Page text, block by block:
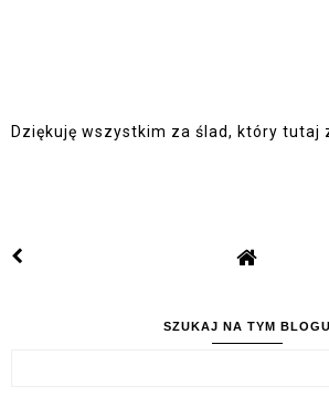
Dziękuję wszystkim za ślad, który tutaj
SZUKAJ NA TYM BLOGU